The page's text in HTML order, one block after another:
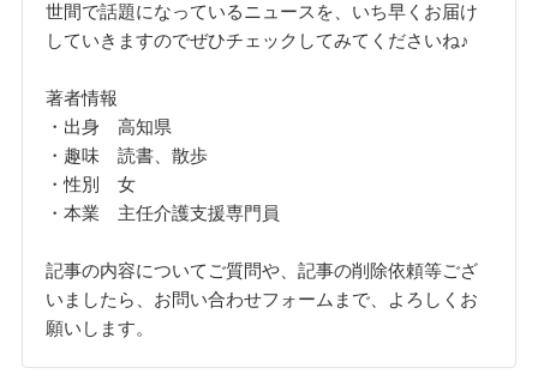
世間で話題になっているニュースを、いち早くお届け
していきますのでぜひチェックしてみてくださいね♪
著者情報
・出身 高知県
・趣味 読書、散歩
・性別 女
・本業 主任介護支援専門員
記事の内容についてご質問や、記事の削除依頼等ござ
いましたら、お問い合わせフォームまで、よろしくお
願いします。